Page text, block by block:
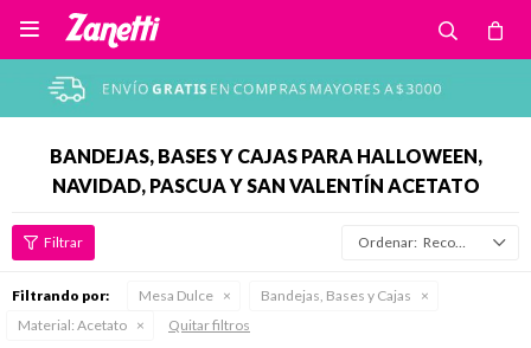

BANDEJAS, BASES Y CAJAS PARA HALLOWEEN,
NAVIDAD, PASCUA Y SAN VALENTÍN ACETATO
Recomendados
Filtrando por: Mesa Dulce
Bandejas, Bases y Cajas
Material: Acetato Quitar filtros